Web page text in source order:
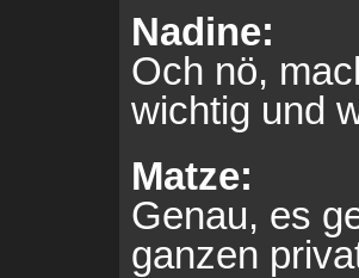
Nadine:
Och nö,
wichtig und
Matze:
Genau, es
ganzen